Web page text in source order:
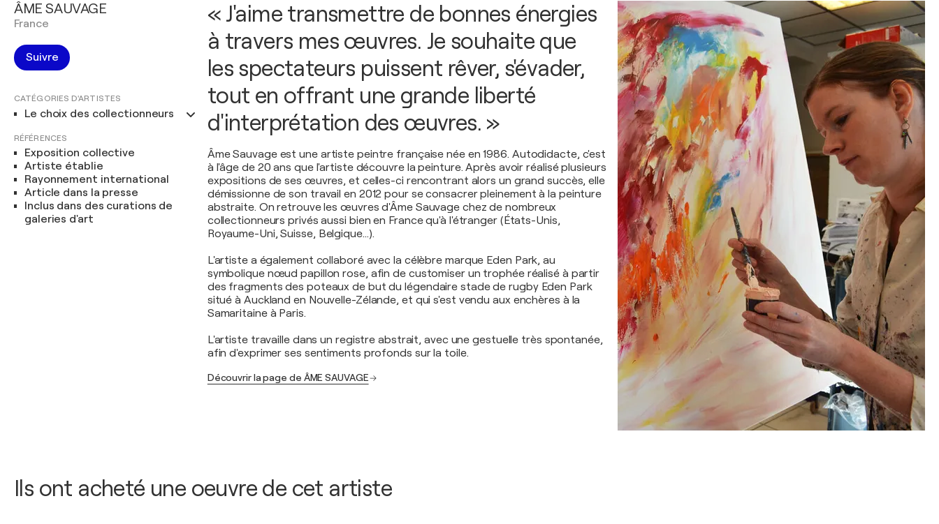
ÂME SAUVAGE
France
Suivre
CATÉGORIES D'ARTISTES
Le choix des collectionneurs
RÉFÉRENCES
Exposition collective
Artiste établie
Rayonnement international
Article dans la presse
Inclus dans des curations de
galeries d'art
« J'aime transmettre de bonnes énergies
à travers mes œuvres. Je souhaite que
les spectateurs puissent rêver, s'évader,
tout en offrant une grande liberté
d'interprétation des œuvres. »
Âme Sauvage est une artiste peintre française née en 1986. Autodidacte, c'est
à l'âge de 20 ans que l'artiste découvre la peinture. Après avoir réalisé plusieurs
expositions de ses œuvres, et celles-ci rencontrant alors un grand succès, elle
démissionne de son travail en 2012 pour se consacrer pleinement à la peinture
abstraite. On retrouve les œuvres d'Âme Sauvage chez de nombreux
collectionneurs privés aussi bien en France qu'à l'étranger (États-Unis,
Royaume-Uni, Suisse, Belgique…).
L'artiste a également collaboré avec la célèbre marque Eden Park, au
symbolique nœud papillon rose, afin de customiser un trophée réalisé à partir
des fragments des poteaux de but du légendaire stade de rugby Eden Park
situé à Auckland en Nouvelle-Zélande, et qui s'est vendu aux enchères à la
Samaritaine à Paris.
L'artiste travaille dans un registre abstrait, avec une gestuelle très spontanée,
afin d'exprimer ses sentiments profonds sur la toile.
Découvrir la page de ÂME SAUVAGE
Ils ont acheté une oeuvre de cet artiste